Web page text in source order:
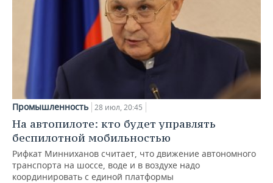
Промышленность 28 июл, 20:45
На автопилоте: кто будет управлять
беспилотной мобильностью
Рифкат Минниханов считает, что движение автономного
транспорта на шоссе, воде и в воздухе надо
координировать с единой платформы